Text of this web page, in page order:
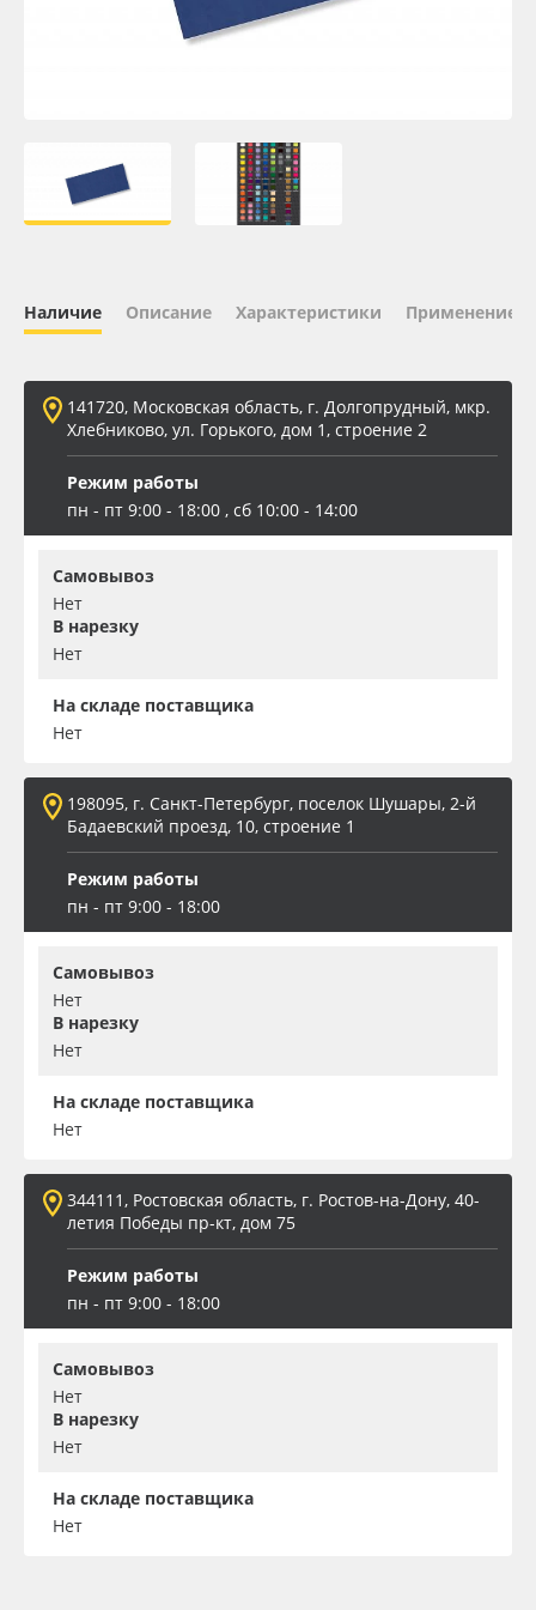
Плёнка монтажная Oratape
ПЭТ листовой
Баннер
Заготовки для сувениров
Наличие Описание Характеристики Применение
141720, Московская область, г. Долгопрудный, мкр.
Хлебниково, ул. Горького, дом 1, строение 2
Режим работы
пн - пт 9:00 - 18:00 , сб 10:00 - 14:00
Самовывоз
Нет
В нарезку
Нет
На складе поставщика
Нет
198095, г. Санкт-Петербург, поселок Шушары, 2-й
Бадаевский проезд, 10, строение 1
Режим работы
пн - пт 9:00 - 18:00
Самовывоз
Нет
В нарезку
Нет
На складе поставщика
Нет
344111, Ростовская область, г. Ростов-на-Дону, 40-
летия Победы пр-кт, дом 75
Режим работы
пн - пт 9:00 - 18:00
Самовывоз
Нет
В нарезку
Нет
На складе поставщика
Нет